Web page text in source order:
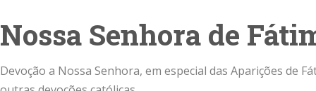
Nossa Senhora de
Devoção a Nossa Senhora, em especial das Aparições de